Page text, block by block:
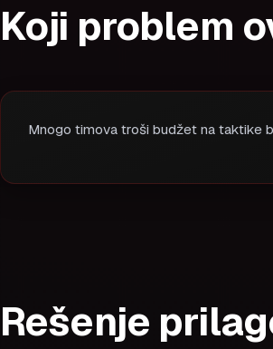
Koji problem
Mnogo timova troši budžet na taktike
Rešenje